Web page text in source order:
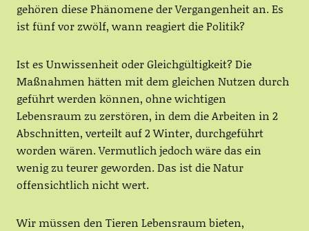
gehören diese Phänomene der Vergangenheit an. Es
ist fünf vor zwölf, wann reagiert die Politik?
Ist es Unwissenheit oder Gleichgültigkeit? Die
Maßnahmen hätten mit dem gleichen Nutzen durch
geführt werden können, ohne wichtigen
Lebensraum zu zerstören, in dem die Arbeiten in 2
Abschnitten, verteilt auf 2 Winter, durchgeführt
worden wären. Vermutlich jedoch wäre das ein
wenig zu teurer geworden. Das ist die Natur
offensichtlich nicht wert.
Wir müssen den Tieren Lebensraum bieten,